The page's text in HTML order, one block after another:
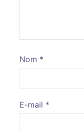
Nom *
E-mail *